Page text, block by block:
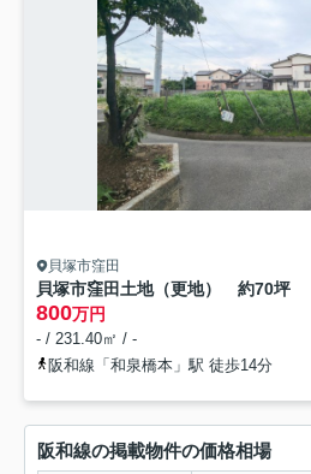
貝塚市窪田
貝塚市窪田土地（更地） 約70坪
800万円
- / 231.40㎡ / -
阪和線「和泉橋本」駅 徒歩14分
阪和線の掲載物件の価格相場